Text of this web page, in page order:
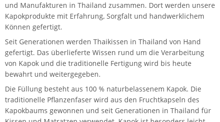
und Manufakturen in Thailand zusammen. Dort werden unsere
Kapokprodukte mit Erfahrung, Sorgfalt und handwerklichem
Können gefertigt.
Seit Generationen werden Thaikissen in Thailand von Hand
gefertigt. Das überlieferte Wissen rund um die Verarbeitung
von Kapok und die traditionelle Fertigung wird bis heute
bewahrt und weitergegeben.
Die Füllung besteht aus 100 % naturbelassenem Kapok. Die
traditionelle Pflanzenfaser wird aus den Fruchtkapseln des
Kapokbaums gewonnen und seit Generationen in Thailand für